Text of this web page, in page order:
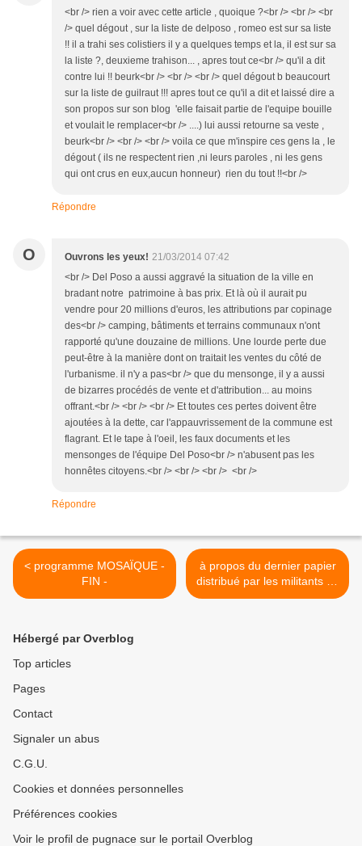
<br /> rien a voir avec cette article , quoique ?<br /> <br /> <br
/> quel dégout , sur la liste de delposo , romeo est sur sa liste
!! il a trahi ses colistiers il y a quelques temps et la, il est sur sa
la liste ?, deuxieme trahison... , apres tout ce<br /> qu'il a dit
contre lui !! beurk<br /> <br /> <br /> quel dégout b beaucourt
sur la liste de guilraut !!! apres tout ce qu'il a dit et laissé dire a
son propos sur son blog 'elle faisait partie de l'equipe bouille
et voulait le remplacer<br /> ....) lui aussi retourne sa veste ,
beurk<br /> <br /> <br /> voila ce que m'inspire ces gens la , le
dégout ( ils ne respectent rien ,ni leurs paroles , ni les gens
qui ont crus en eux,aucun honneur) rien du tout !!<br />
Répondre
O Ouvrons les yeux! 21/03/2014 07:42
<br /> Del Poso a aussi aggravé la situation de la ville en
bradant notre patrimoine à bas prix. Et là où il aurait pu
vendre pour 20 millions d'euros, les attributions par copinage
des<br /> camping, bâtiments et terrains communaux n'ont
rapporté qu'une douzaine de millions. Une lourde perte due
peut-être à la manière dont on traitait les ventes du côté de
l'urbanisme. il n'y a pas<br /> que du mensonge, il y a aussi
de bizarres procédés de vente et d'attribution... au moins
offrant.<br /> <br /> <br /> Et toutes ces pertes doivent être
ajoutées à la dette, car l'appauvrissement de la commune est
flagrant. Et le tape à l'oeil, les faux documents et les
mensonges de l'équipe Del Poso<br /> n'abusent pas les
honnêtes citoyens.<br /> <br /> <br /> <br />
Répondre
< programme MOSAÏQUE -
FIN -
à propos du dernier papier
distribué par les militants du
maire sortant >
Hébergé par Overblog
Top articles
Pages
Contact
Signaler un abus
C.G.U.
Cookies et données personnelles
Préférences cookies
Voir le profil de pugnace sur le portail Overblog